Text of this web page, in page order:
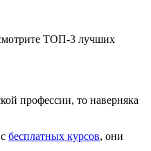
ТОП-3 лучших
профессии, то наверняка
бесплатных курсов, они